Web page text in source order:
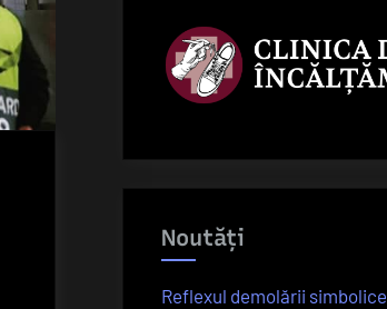
Noutăți
Reflexul demolării simbolice